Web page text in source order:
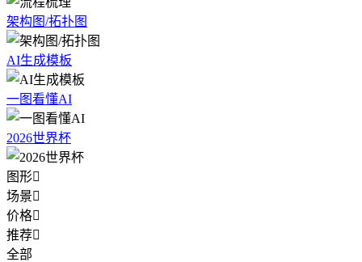
架构图/拓扑图
AI生成模板
一图看懂AI
2026世界杯
图形
场景
价格
推荐
全部